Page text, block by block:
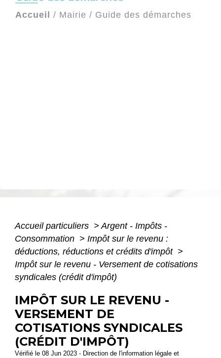
Accueil / Mairie / Guide des démarches
Accueil particuliers > Argent - Impôts -
Consommation > Impôt sur le revenu :
déductions, réductions et crédits d'impôt >
Impôt sur le revenu - Versement de cotisations
syndicales (crédit d'impôt)
IMPÔT SUR LE REVENU -
VERSEMENT DE
COTISATIONS SYNDICALES
(CRÉDIT D'IMPÔT)
Vérifié le 08 Jun 2023 - Direction de l'information légale et